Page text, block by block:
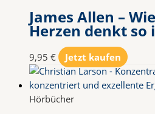
James Allen –
Herzen denkt so
9,95 € Jetzt kaufen
Hörbücher